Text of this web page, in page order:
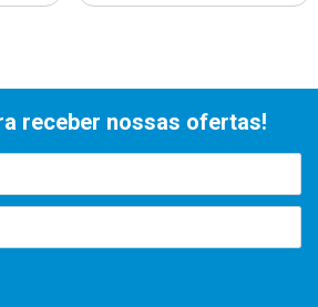
receber nossas ofertas!